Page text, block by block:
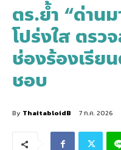
ตร.ย้ำ “ด่าน
โปร่งใส ตรว
ช่องร้องเรีย
ชอบ
By ThaitabloidB 7 ก.ค. 2026